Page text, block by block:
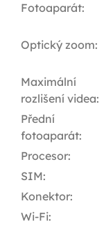
Fotoaparát:
Optický zoom:
Maximální
rozlišení videa:
Přední
fotoaparát:
Procesor:
SIM:
Konektor:
Wi-Fi: